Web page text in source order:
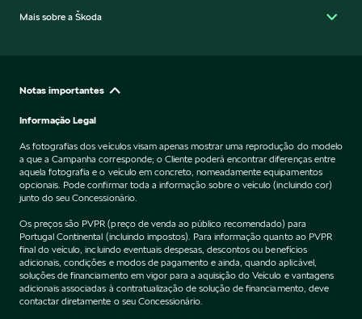
Mais sobre a Škoda
Notas importantes
Informação Legal
As fotografias dos veículos visam apenas mostrar uma reprodução do modelo
a que a Campanha corresponde; o Cliente poderá encontrar diferenças entre
aquela fotografia e o veículo em concreto, nomeadamente equipamentos
opcionais. Pode confirmar toda a informação sobre o veículo (incluindo cor)
junto do seu Concessionário.
Os preços são PVPR (preço de venda ao público recomendado) para
Portugal Continental (incluindo impostos). Para informação quanto ao PVPR
final do veículo, incluindo eventuais despesas, descontos ou benefícios
adicionais, condições e modos de pagamento e ainda, quando aplicável,
soluções de financiamento em vigor para a aquisição do Veículo e vantagens
adicionais associadas à contratualização de solução de financiamento, deve
contactar diretamente o seu Concessionário.